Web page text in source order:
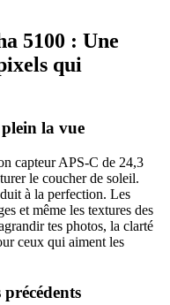
5100 : Une
qui
la vue
capteur APS-C de 24,3
le coucher de soleil.
à la perfection. Les
et même les textures des
tes photos, la clarté
ceux qui aiment les